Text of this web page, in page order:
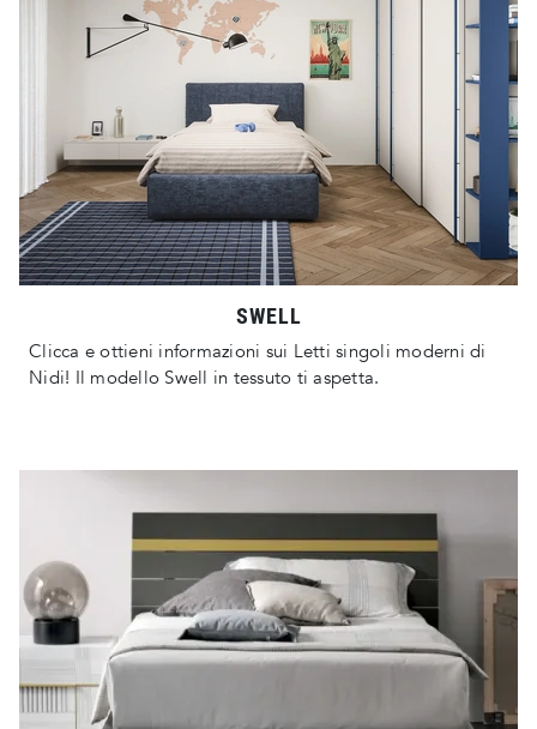
SWELL
Clicca e ottieni informazioni sui Letti singoli moderni di
Nidi! Il modello Swell in tessuto ti aspetta.